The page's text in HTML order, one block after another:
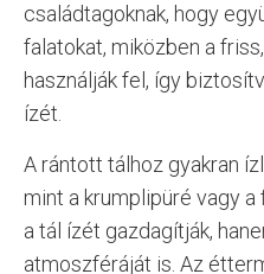
családtagoknak, hogy
falatokat, miközben a
használják fel, így
ízét.
A rántott tálhoz gyakran
mint a krumplipüré vagy
a tál ízét gazdagítják,
atmoszféráját is. Az